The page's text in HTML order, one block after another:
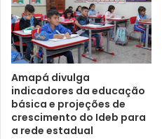
Amapá divulga
indicadores da educação
básica e projeções de
crescimento do Ideb para
a rede estadual